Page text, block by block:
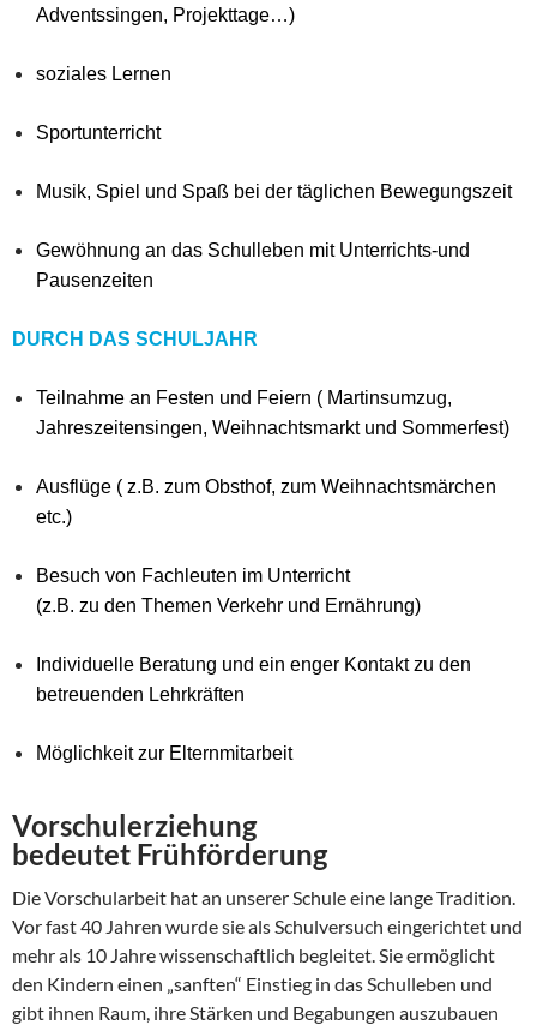
Adventssingen, Projekttage…)
soziales Lernen
Sportunterricht
Musik, Spiel und Spaß bei der täglichen Bewegungszeit
Gewöhnung an das Schulleben mit Unterrichts-und
Pausenzeiten
DURCH DAS SCHULJAHR
Teilnahme an Festen und Feiern ( Martinsumzug,
Jahreszeitensingen, Weihnachtsmarkt und Sommerfest)
Ausflüge ( z.B. zum Obsthof, zum Weihnachtsmärchen
etc.)
Besuch von Fachleuten im Unterricht
(z.B. zu den Themen Verkehr und Ernährung)
Individuelle Beratung und ein enger Kontakt zu den
betreuenden Lehrkräften
Möglichkeit zur Elternmitarbeit
Vorschulerziehung
bedeutet Frühförderung
Die Vorschularbeit hat an unserer Schule eine lange Tradition.
Vor fast 40 Jahren wurde sie als Schulversuch eingerichtet und
mehr als 10 Jahre wissenschaftlich begleitet. Sie ermöglicht
den Kindern einen „sanften“ Einstieg in das Schulleben und
gibt ihnen Raum, ihre Stärken und Begabungen auszubauen